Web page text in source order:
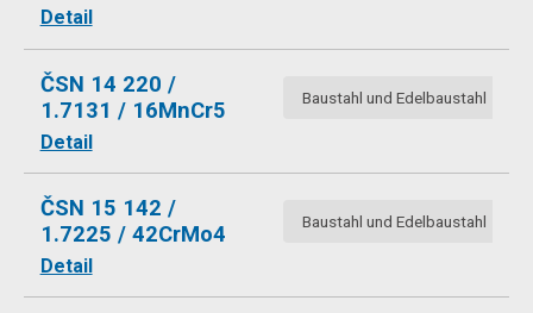
Detail
ČSN 14 220 /
1.7131 / 16MnCr5
Baustahl und Edelbaustahl
Detail
ČSN 15 142 /
1.7225 / 42CrMo4
Baustahl und Edelbaustahl
Detail